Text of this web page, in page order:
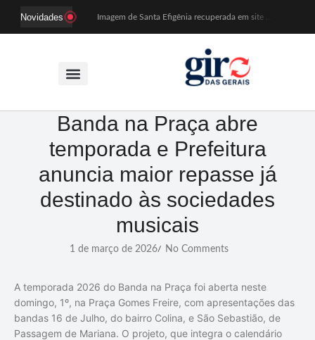
Novidades
Banda na Praça abre
temporada e Prefeitura
anuncia maior repasse já
destinado às sociedades
musicais
1 de março de 2026/ No Comments
A temporada 2026 do Banda na Praça foi aberta neste
domingo, 1º, na Praça Gomes Freire, com apresentações das
bandas 16 de Julho, do bairro Colina, e São Sebastião, de
Passagem de Mariana. O projeto, que integra o calendário